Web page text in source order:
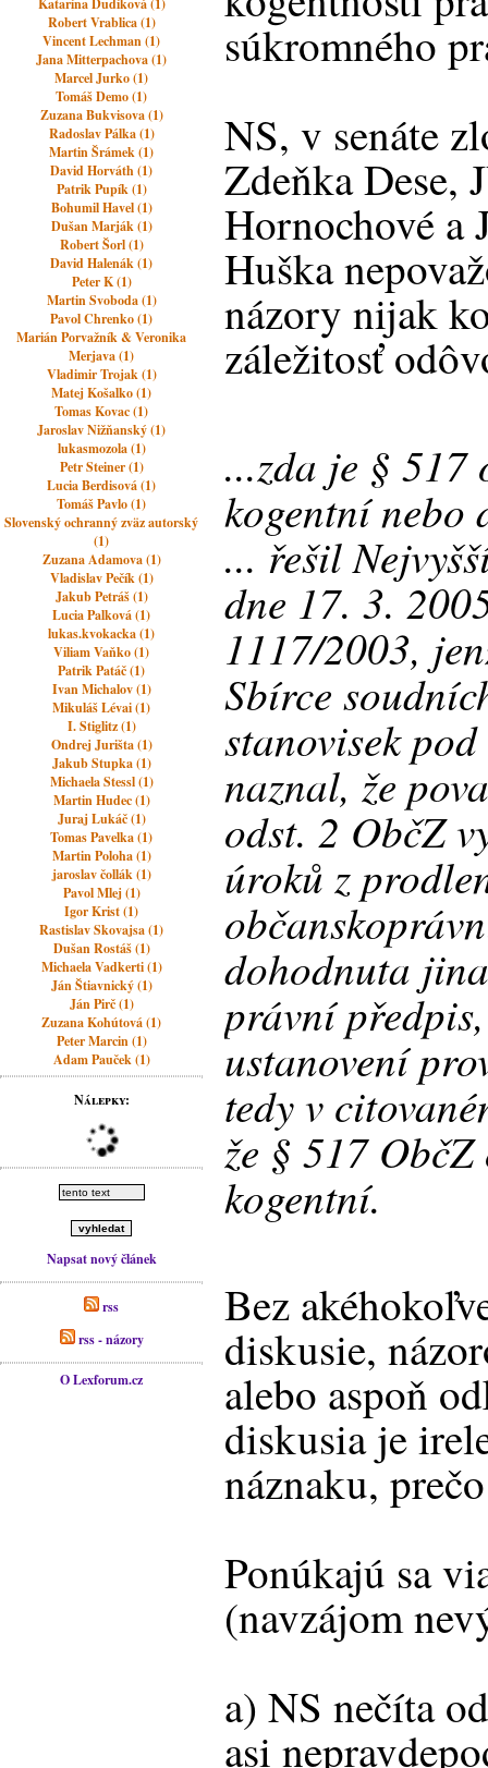
Katarína Dudíková (1)
Robert Vrablica (1)
Vincent Lechman (1)
Jana Mitterpachova (1)
Marcel Jurko (1)
Tomáš Demo (1)
Zuzana Bukvisova (1)
Radoslav Pálka (1)
Martin Šrámek (1)
David Horváth (1)
Patrik Pupík (1)
Bohumil Havel (1)
Dušan Marják (1)
Robert Šorl (1)
David Halenák (1)
Peter K (1)
Martin Svoboda (1)
Pavol Chrenko (1)
Marián Porvažník & Veronika
Merjava (1)
Vladimir Trojak (1)
Matej Košalko (1)
Tomas Kovac (1)
Jaroslav Nižňanský (1)
lukasmozola (1)
Petr Steiner (1)
Lucia Berdisová (1)
Tomáš Pavlo (1)
Slovenský ochranný zväz autorský
(1)
Zuzana Adamova (1)
Vladislav Pečík (1)
Jakub Petráš (1)
Lucia Palková (1)
lukas.kvokacka (1)
Viliam Vaňko (1)
Patrik Patáč (1)
Ivan Michalov (1)
Mikuláš Lévai (1)
I. Stiglitz (1)
Ondrej Jurišta (1)
Jakub Stupka (1)
Michaela Stessl (1)
Martin Hudec (1)
Juraj Lukáč (1)
Tomas Pavelka (1)
Martin Poloha (1)
jaroslav čollák (1)
Pavol Mlej (1)
Igor Krist (1)
Rastislav Skovajsa (1)
Dušan Rostáš (1)
Michaela Vadkerti (1)
Ján Štiavnický (1)
Ján Pirč (1)
Zuzana Kohútová (1)
Peter Marcin (1)
Adam Pauček (1)
Nálepky:
Napsat nový článek
rss
rss - názory
O Lexforum.cz
súkromného
NS, v senáte
Zdeňka Dese,
Hornochové a
Huška
názory nijak
záležitosť
...zda je § 517
kogentní
... řešil
dne 17. 3.
1117/2003,
Sbírce
stanovisek
naznal, že
odst. 2 ObčZ
úroků z
dohodnuta
právní
ustanovení
tedy v
že § 517
kogentní.
Bez
diskusie,
alebo aspoň
diskusia je
náznaku,
Ponúkajú sa
(navzájom
a) NS nečíta
asi